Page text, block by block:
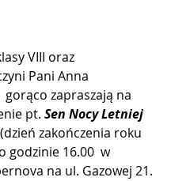
VIII oraz
Pani Anna
gorąco zapraszają na
pt. Sen Nocy Letniej
zakończenia roku
godzinie 16.00  w
na ul. Gazowej 21.